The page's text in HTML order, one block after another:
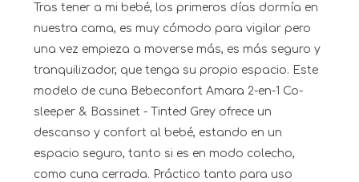
Tras tener a mi bebé, los primeros días dormía en
nuestra cama, es muy cómodo para vigilar pero
una vez empieza a moverse más, es más seguro y
tranquilizador, que tenga su propio espacio. Este
modelo de cuna Bebeconfort Amara 2-en-1 Co-
sleeper & Bassinet - Tinted Grey ofrece un
descanso y confort al bebé, estando en un
espacio seguro, tanto si es en modo colecho,
como cuna cerrada. Práctico tanto para uso